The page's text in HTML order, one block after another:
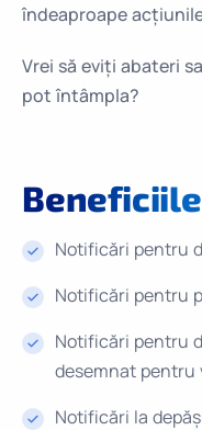
îndeaproape
Vrei să eviți abateri
pot întâmpla?
Beneficiile
Notificări pentru
Notificări pentru
Notificări pentru
desemnat pentru
Notificări la